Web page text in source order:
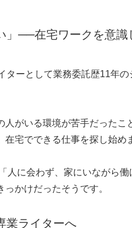
」──在宅ワークを意識
ーとして業務委託歴11年
がいる環境が苦手だったこ
宅でできる仕事を探し始め
人に会わず、家にいながら
かけだったそうです。
業ライターへ